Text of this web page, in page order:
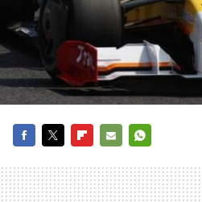
MAIL